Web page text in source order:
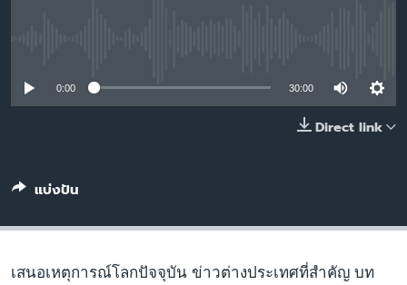
0:00 30:00
Direct link
แบ่งปัน
เสนอเหตุการณ์โลกปัจจุบัน ข่าวต่างประเทศที่สำคัญ บท